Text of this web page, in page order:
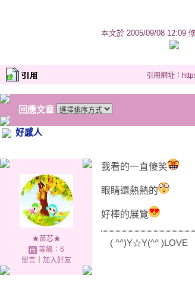
本文於 2005/09/08 12:09
引用網址：
回應文章
好感人
★苗芯★
等級：6
留言｜ 加入好友
我看的一直傻笑
眼睛還熱熱的
好棒的展覽
( ^^)Y☆Y(^^